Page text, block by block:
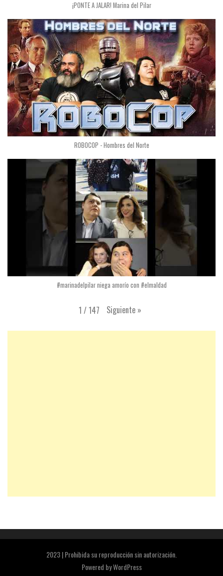
¡PONTE A JALAR! Marina del Pilar
ROBOCOP - Hombres del Norte
#marinadelpilar niega amorío con #elmaldad
1 /147 Siguiente »
2023 | Prohibida su reproducción sin autorización.
Powered byWordPress